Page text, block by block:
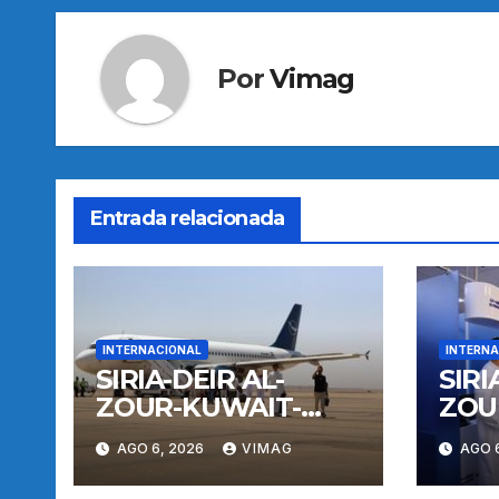
PorVimag
Entrada relacionada
INTERNACIONAL
SIRIA-DEIR AL-
ZOUR-KUWAIT-
VUELO
AGO 6, 2026 VIMAG AGO